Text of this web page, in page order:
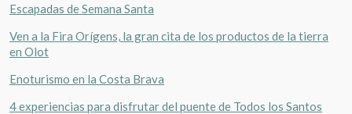
Escapadas de Semana Santa
Ven a la Fira Orígens, la gran cita de los productos de la tierra
en Olot
Enoturismo en la Costa Brava
4 experiencias para disfrutar del puente de Todos los Santos